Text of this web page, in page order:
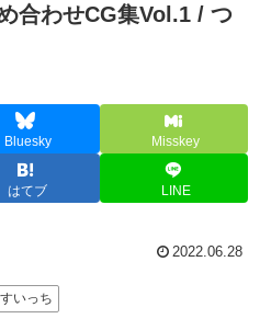
合わせCG集Vol.1 / つ
Bluesky Misskey
はてブ LINE
2022.06.28
いっち